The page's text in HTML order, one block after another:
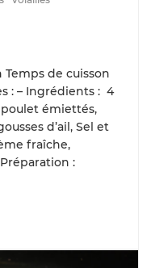
Temps de cuisson
: – Ingrédients : 4
émiettés,
d’ail, Sel et
fraîche,
: